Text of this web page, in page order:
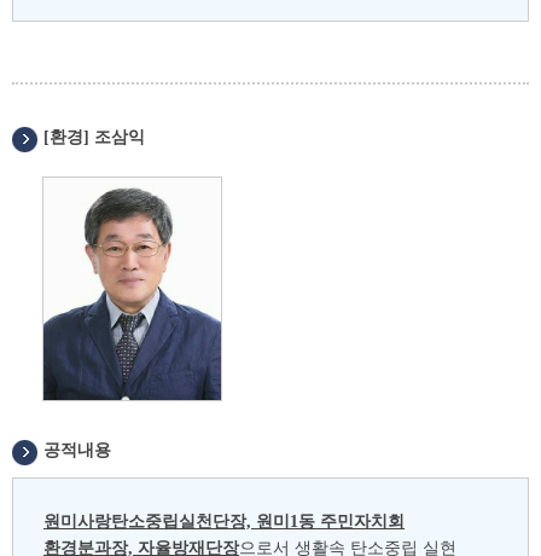
[환경] 조삼익
공적내용
원미사랑탄소중립실천단장, 원미1동 주민자치회
환경분과장, 자율방재단장으로서 생활속 탄소중립 실현